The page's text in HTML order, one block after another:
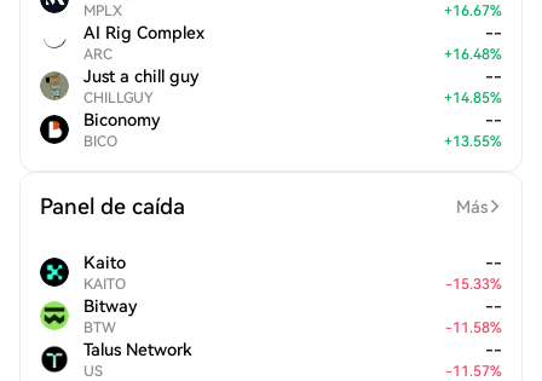
MPLX +16.67%
AI Rig Complex
ARC
--
+16.48%
Just a chill guy
CHILLGUY
--
+14.85%
Biconomy
BICO
--
+13.55%
Panel de caída Más
Kaito
KAITO
--
-15.33%
Bitway
BTW
--
-11.58%
Talus Network
US
--
-11.57%